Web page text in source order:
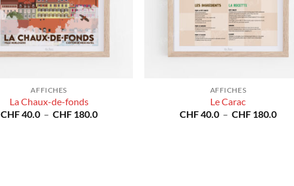
AFFICHES
La Chaux-de-fonds
CHF40.0 – CHF180.0Plage
AFFICHES
Le Carac
CHF40.0 – CHF180.0Plage